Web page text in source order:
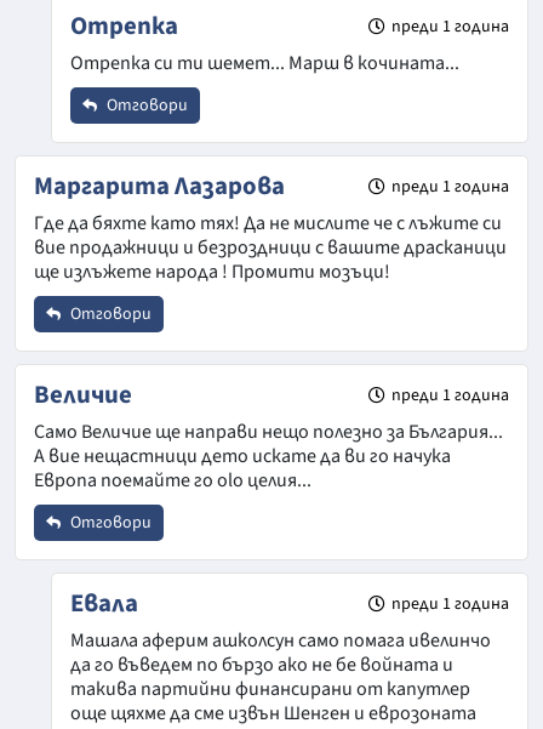
Откажи
Коментар
Откажи
Email
Коментар*
Откажи
Отрепка преди 1 година
Отрепка си ти шемет... Марш в кочината...
Отговори
Email
Коментар*
Маргарита Лазарова преди 1 година
Где да бяхте като тях! Да не мислите че с лъжите си
вие продажници и безроздници с вашите драсканици
ще излъжете народа ! Промити мозъци!
Отговори
Email
Коментар*
Величие преди 1 година
Само Величие ще направи нещо полезно за България...
А вие нещастници дето искате да ви го начука
Европа поемайте го olo целия...
Отговори
Име*
Email
Евала преди 1 година
Машала аферим ашколсун само помага ивелинчо
да го въведем по бързо ако не бе войната и
такива партийни финансирани от капутлер
още щяхме да сме извън Шенген и еврозоната